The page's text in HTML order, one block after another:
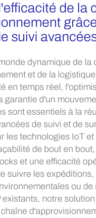
de la
suivi
dynamique de la
et de la
en temps réel,
garantie d'un
sont essentiels à la
de suivi et de
les technologies IoT
de bout en
et une efficacité
suivre les
ou
notre